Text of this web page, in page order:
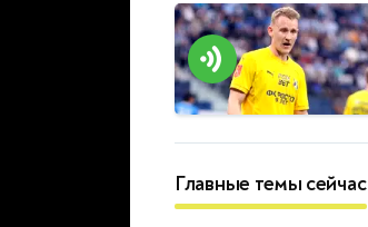
Главные темы сейчас